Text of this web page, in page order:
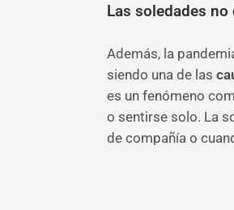
Las soledades no
Además, la
siendo una de las
es un fenómeno
o sentirse solo. La
de compañía o